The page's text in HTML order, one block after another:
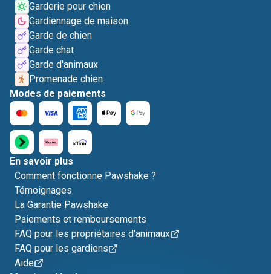
Garderie pour chien
Gardiennage de maison
Garde de chien
Garde chat
Garde d'animaux
Promenade chien
Modes de paiements
En savoir plus
Comment fonctionne Pawshake ?
Témoignages
La Garantie Pawshake
Paiements et remboursements
FAQ pour les propriétaires d'animaux
FAQ pour les gardiens
Aide